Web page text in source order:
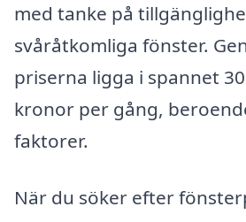
med tanke på
svåråtkomliga fönster.
priserna ligga i spannet
kronor per gång,
faktorer.
När du söker efter